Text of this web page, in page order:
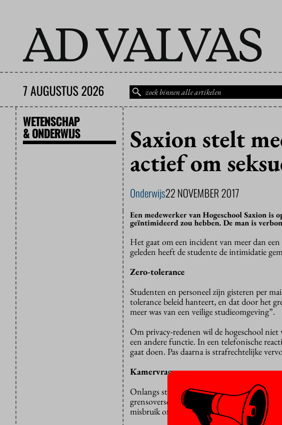
7 AUGUSTUS 2026
WETENSCHAP
& ONDERWIJS Saxion stelt
actief om
Onderwijs22 NOVEMBER 2017
Een medewerker van Hogeschool Saxion is
geïntimideerd zou hebben. De man is
Het gaat om een incident van meer dan
geleden heeft de studente de intimidatie
Zero-tolerance
Studenten en personeel zijn gisteren per
tolerance beleid hanteert, en dat door het
meer was van een veilige studieomgeving”.
Om privacy-redenen wil de hogeschool
een andere functie. In een telefonische
gaat doen. Pas daarna is strafrechtelijke
Kamervragen
Onlangs stelde GroenLinks Kamervragen
grensoverschrijdend gedrag bij
misbruik of intimidatie bij hogescholen en